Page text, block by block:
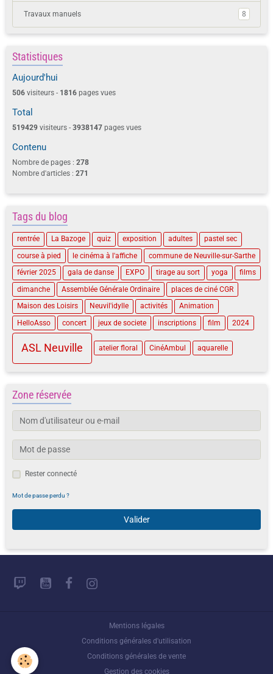
Travaux manuels 8
Statistiques
Aujourd'hui
506 visiteurs - 1816 pages vues
Total
519429 visiteurs - 3938147 pages vues
Contenu
Nombre de pages : 278
Nombre d'articles : 271
Tags du blog
rentrée La Bazoge quiz exposition adultes
pastel sec
course à pied
le cinéma à l'affiche
commune de Neuville-sur-Sarthe
février 2025
gala de danse EXPO tirage au sort yoga
films
dimanche
Assemblée Générale Ordinaire
places de ciné CGR
Maison des Loisirs
Neuvil'idylle activités
Animation
HelloAsso
concert jeux de societe inscriptions film 2024
ASL Neuville atelier floral CinéAmbul aquarelle
Zone réservée
Rester connecté
Mot de passe perdu ?
Valider
Mentions légales
Conditions générales d'utilisation
Conditions générales de vente
Gestion des cookies